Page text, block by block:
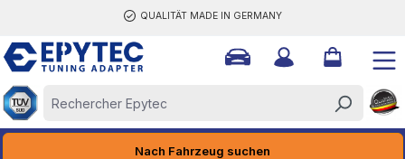
QUALITÄT MADE IN GERMANY
Nach Fahrzeug suchen